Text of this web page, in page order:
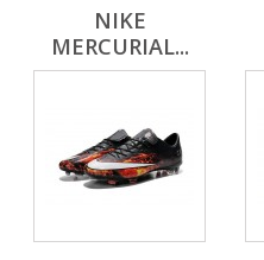
NIKE
MERCURIAL...